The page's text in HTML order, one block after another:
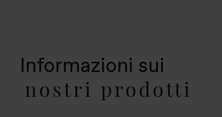
Informazioni sui
nostri prodotti